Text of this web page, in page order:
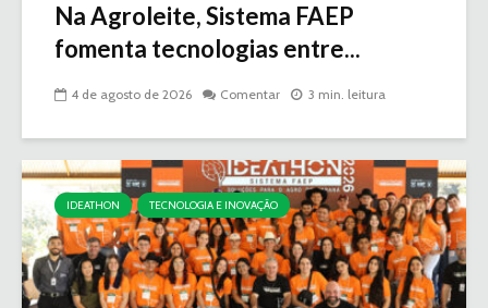
Na Agroleite, Sistema FAEP
fomenta tecnologias entre...
4 de agosto de 2026 Comentar 3 min. leitura
IDEATHON TECNOLOGIA E INOVAÇÃO